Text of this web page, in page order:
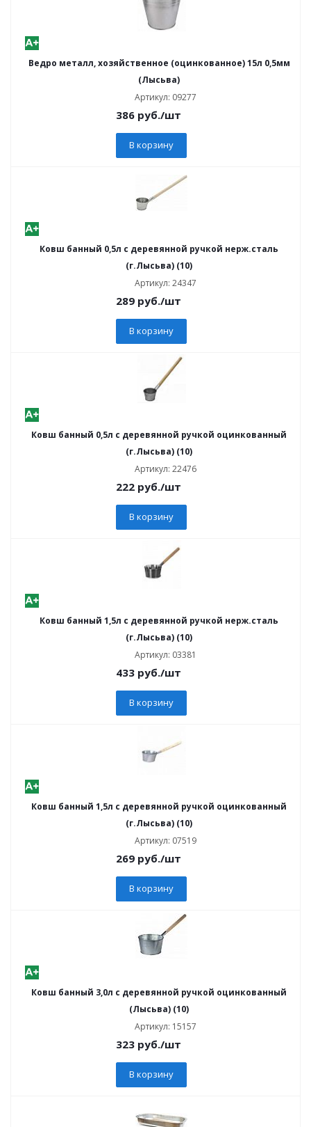
Ведро металл, хозяйственное (оцинкованное) 15л 0,5мм
(Лысьва)
Артикул: 09277
386 руб./шт
В корзину
Ковш банный 0,5л с деревянной ручкой нерж.сталь
(г.Лысьва) (10)
Артикул: 24347
289 руб./шт
В корзину
Ковш банный 0,5л с деревянной ручкой оцинкованный
(г.Лысьва) (10)
Артикул: 22476
222 руб./шт
В корзину
Ковш банный 1,5л с деревянной ручкой нерж.сталь
(г.Лысьва) (10)
Артикул: 03381
433 руб./шт
В корзину
Ковш банный 1,5л с деревянной ручкой оцинкованный
(г.Лысьва) (10)
Артикул: 07519
269 руб./шт
В корзину
Ковш банный 3,0л с деревянной ручкой оцинкованный
(Лысьва) (10)
Артикул: 15157
323 руб./шт
В корзину